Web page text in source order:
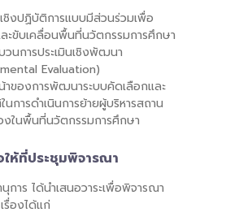
ชิงปฏิบัติการแบบมีส่วนร่วมเพื่อ
ะขับเคลื่อนพื้นที่นวัตกรรมการศึกษา
วนการประเมินเชิงพัฒนา
Evaluation)
าของการพัฒนาระบบคัดเลือกและ
การดำเนินการย้ายผู้บริหารสถาน
งในพื้นที่นวัตกรรมการศึกษา
ให้ที่ประชุมพิจารณา
การ ได้นำเสนอวาระเพื่อพิจารณา
รื่องได้แก่